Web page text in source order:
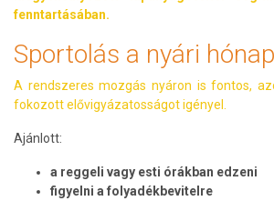
fenntartásában.
Sportolás a nyári
A rendszeres mozgás nyáron is fontos,
fokozott elővigyázatosságot igényel.
Ajánlott:
a reggeli vagy esti órákban edzeni
figyelni a folyadékbevitelre